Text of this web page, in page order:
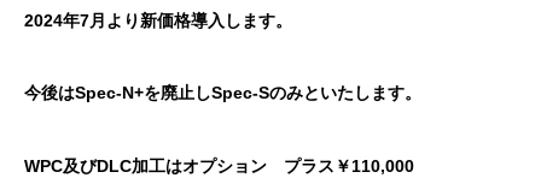
2024年7月より新価格導入します。
今後はSpec-N+を廃止しSpec-Sのみといたします。
WPC及びDLC加工はオプション プラス￥110,000